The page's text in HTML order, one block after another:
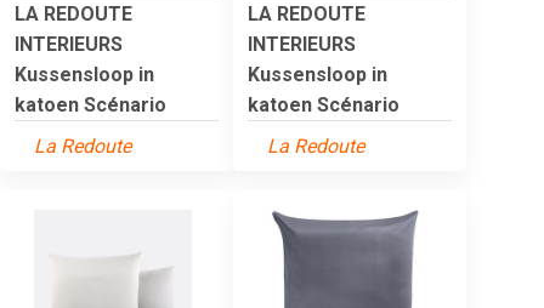
LA REDOUTE
INTERIEURS
Kussensloop in
katoen Scénario
La Redoute
LA REDOUTE
INTERIEURS
Kussensloop in
katoen Scénario
La Redoute